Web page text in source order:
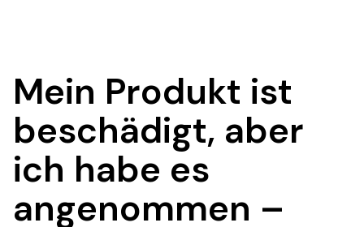
Mein Produkt ist
beschädigt, aber
ich habe es
angenommen –